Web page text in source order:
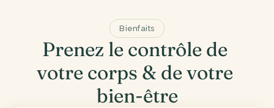
Bienfaits
Prenez le contrôle de
votre corps & de votre
bien-être